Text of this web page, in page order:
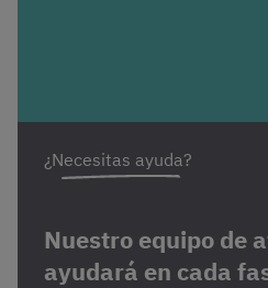
¿Necesitas ayuda?
Nuestro equipo de
ayudará en cada